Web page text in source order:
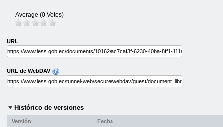
Average (0 Votes)
URL
URL de WebDAV
Histórico de versiones
Versión Fecha